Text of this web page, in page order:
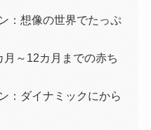
：想像の世界でたっぷ
～12カ月までの赤ち
：ダイナミックにから